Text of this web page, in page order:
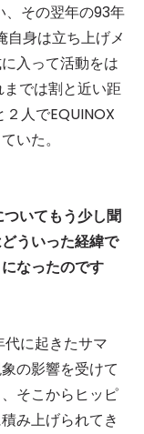
、その翌年の93年
自身は立ち上げメ
入って活動をは
では割と近い距
人でEQUINOX
いた。
いてもう少し聞
ういった経緯で
なったのです
に起きたサマ
の影響を受けて
そこからヒッピ
み上げられてき